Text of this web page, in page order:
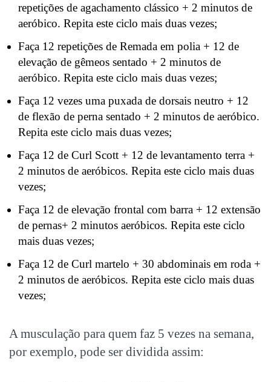
repetições de agachamento clássico + 2 minutos de
aeróbico. Repita este ciclo mais duas vezes;
Faça 12 repetições de Remada em polia + 12 de
elevação de gêmeos sentado + 2 minutos de
aeróbico. Repita este ciclo mais duas vezes;
Faça 12 vezes uma puxada de dorsais neutro + 12
de flexão de perna sentado + 2 minutos de aeróbico.
Repita este ciclo mais duas vezes;
Faça 12 de Curl Scott + 12 de levantamento terra +
2 minutos de aeróbicos. Repita este ciclo mais duas
vezes;
Faça 12 de elevação frontal com barra + 12 extensão
de pernas+ 2 minutos aeróbicos. Repita este ciclo
mais duas vezes;
Faça 12 de Curl martelo + 30 abdominais em roda +
2 minutos de aeróbicos. Repita este ciclo mais duas
vezes;
A musculação para quem faz 5 vezes na semana,
por exemplo, pode ser dividida assim: